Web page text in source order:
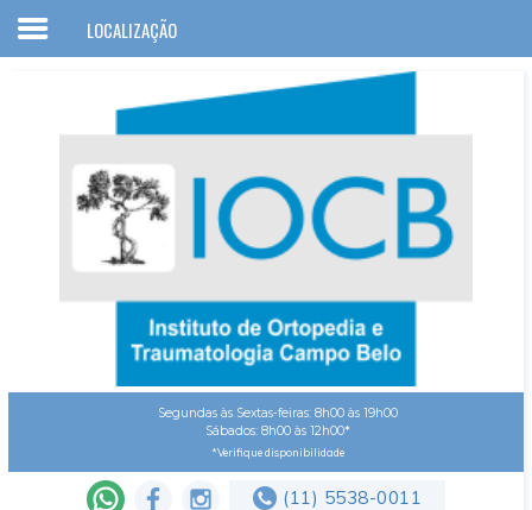
Home
Convênios
Especialidades
Serviços
LOCALIZAÇÃO
Segundas às Sextas-feiras: 8h00 às 19h00
Sábados: 8h00 às 12h00*
*Verifique disponibilidade
(11) 5538-0011